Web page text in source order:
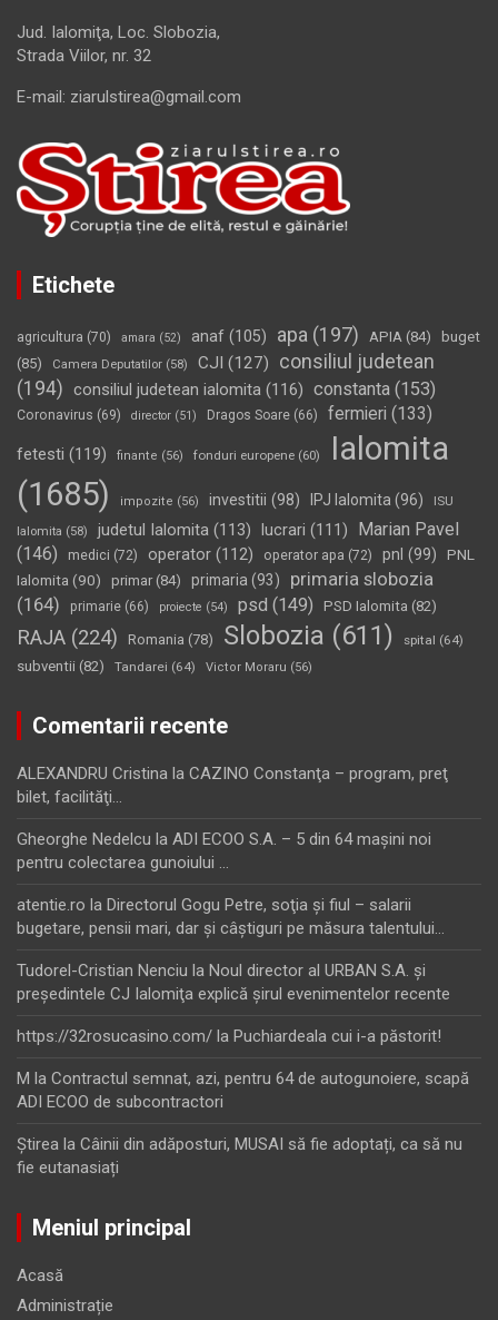
Jud. Ialomiţa, Loc. Slobozia,
Strada Viilor, nr. 32
E-mail: ziarulstirea@gmail.com
Etichete
agricultura (70) amara (52) anaf (105) apa (197) APIA (84)
buget
(85)
Camera Deputatilor (58) CJI (127)
consiliul judetean
(194) consiliul judetean ialomita (116) constanta (153)
Coronavirus (69) director (51) Dragos Soare (66) fermieri (133)
fetesti (119) finante (56) fonduri europene (60)
Ialomita
(1685)
impozite (56) investitii (98) IPJ Ialomita (96) ISU
Ialomita (58) judetul Ialomita (113) lucrari (111)
Marian Pavel
(146)
medici (72) operator (112) operator apa (72) pnl (99)
PNL
Ialomita (90) primar(84) primaria (93)
primaria slobozia
(164)
primarie (66) proiecte (54) psd (149) PSD Ialomita (82)
RAJA (224) Romania (78) Slobozia (611) spital (64)
subventii (82) Tandarei (64) Victor Moraru (56)
Comentarii recente
ALEXANDRU Cristina la CAZINO Constanţa – program, preţ
bilet, facilităţi…
Gheorghe Nedelcu la ADI ECOO S.A. – 5 din 64 maşini noi
pentru colectarea gunoiului …
atentie.ro la Directorul Gogu Petre, soţia şi fiul – salarii
bugetare, pensii mari, dar şi câştiguri pe măsura talentului…
Tudorel-Cristian Nenciu la Noul director al URBAN S.A. şi
preşedintele CJ Ialomiţa explică şirul evenimentelor recente
https://32rosucasino.com/ la Puchiardeala cui i-a păstorit!
M la Contractul semnat, azi, pentru 64 de autogunoiere, scapă
ADI ECOO de subcontractori
Ştirea la Câinii din adăposturi, MUSAI să fie adoptați, ca să nu
fie eutanasiați
Meniul principal
Acasă
Administrație